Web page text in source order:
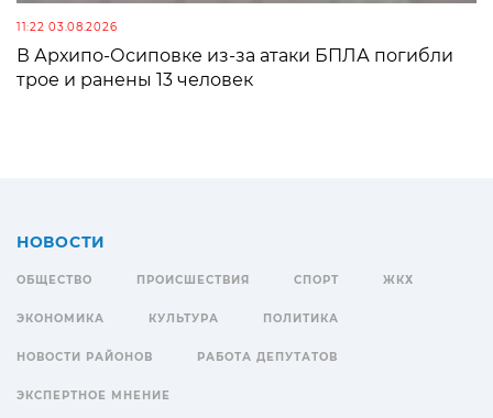
11:22 03.08.2026
В Архипо-Осиповке из-за атаки БПЛА погибли
трое и ранены 13 человек
НОВОСТИ
ОБЩЕСТВО ПРОИСШЕСТВИЯ СПОРТ ЖКХ
ЭКОНОМИКА КУЛЬТУРА ПОЛИТИКА
НОВОСТИ РАЙОНОВ РАБОТА ДЕПУТАТОВ
ЭКСПЕРТНОЕ МНЕНИЕ